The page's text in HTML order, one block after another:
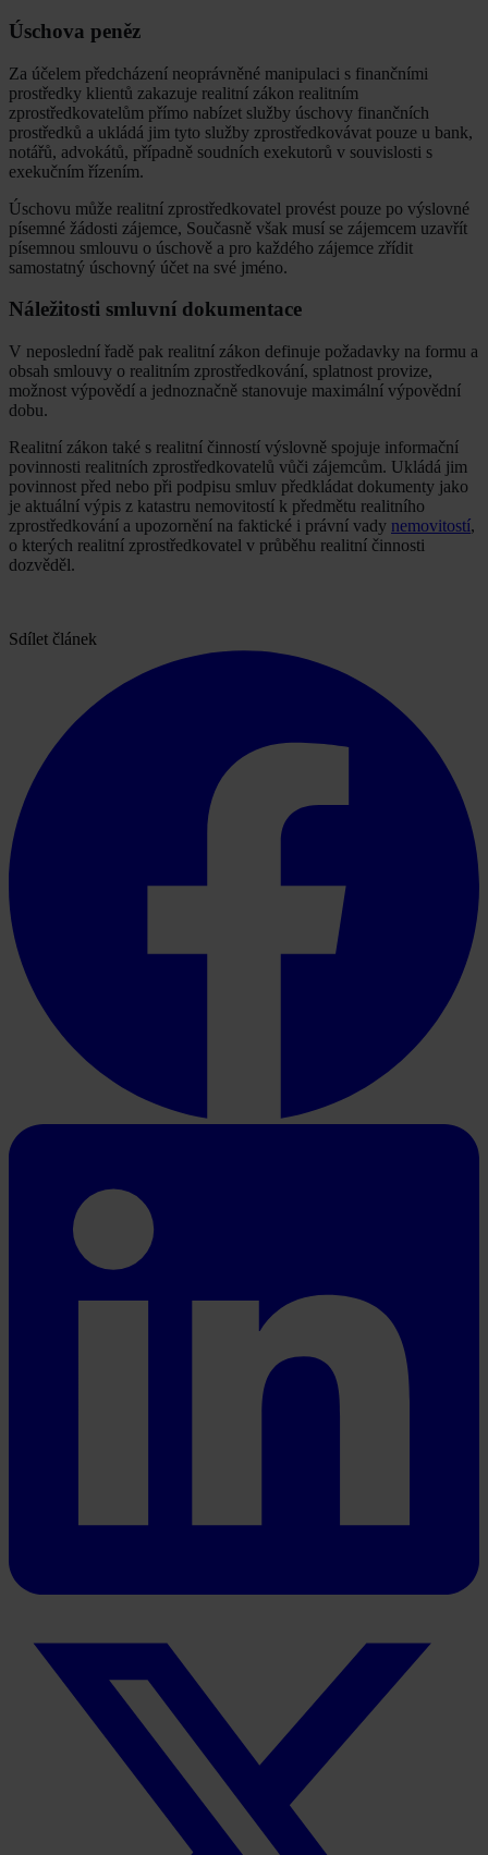
Úschova peněz
Za účelem předcházení neoprávněné manipulaci s finančními
prostředky klientů zakazuje realitní zákon realitním
zprostředkovatelům přímo nabízet služby úschovy finančních
prostředků a ukládá jim tyto služby zprostředkovávat pouze u bank,
notářů, advokátů, případně soudních exekutorů v souvislosti s
exekučním řízením.
Úschovu může realitní zprostředkovatel provést pouze po výslovné
písemné žádosti zájemce, Současně však musí se zájemcem uzavřít
písemnou smlouvu o úschově a pro každého zájemce zřídit
samostatný úschovný účet na své jméno.
Náležitosti smluvní dokumentace
V neposlední řadě pak realitní zákon definuje požadavky na formu a
obsah smlouvy o realitním zprostředkování, splatnost provize,
možnost výpovědí a jednoznačně stanovuje maximální výpovědní
dobu.
Realitní zákon také s realitní činností výslovně spojuje informační
povinnosti realitních zprostředkovatelů vůči zájemcům. Ukládá jim
povinnost před nebo při podpisu smluv předkládat dokumenty jako
je aktuální výpis z katastru nemovitostí k předmětu realitního
zprostředkování a upozornění na faktické i právní vady nemovitostí,
o kterých realitní zprostředkovatel v průběhu realitní činnosti
dozvěděl.
Sdílet článek